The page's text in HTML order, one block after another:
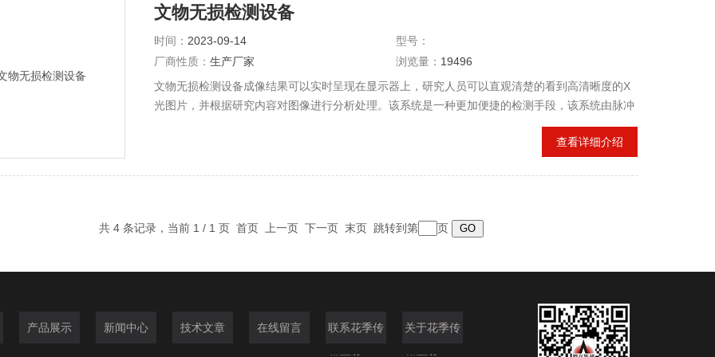
文物无损检测设备
时间： 2023-09-14
型号：
厂商性质： 生产厂家 浏览量： 19496
文物无损检测设备成像结果可以实时呈现在显示器上，研究人员可以直观清楚的看到高清晰度的X
光图片，并根据研究内容对图像进行分析处理。该系统是一种更加便捷的检测手段，该系统由脉冲
式X射线机和高分辨率便携式平板及图像处理系统组成，全电池供电，及外部供电两种选择方式，
查看详细介绍
共 4 条记录，当前 1 / 1 页 首页 上一页 下一页 末页 跳转到第 页
产品展示 新闻中心 技术文章 在线留言 联系花季传 关于花季传